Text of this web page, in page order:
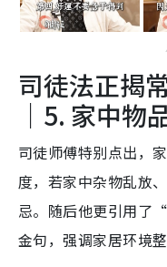
司徒法正揭
｜5. 家中物
司徒师傅特别点出，
度，若家中杂物乱放
忌。随后他更引用了
金句，强调家居环境